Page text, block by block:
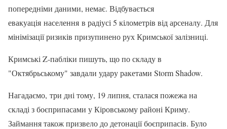
попередніми даними, немає. Відбувається
евакуація населення в радіусі 5 кілометрів від арсеналу. Для
мінімізації ризиків призупинено рух Кримської залізниці.
Кримські Z-пабліки пишуть, що по складу в
"Октябрьському" завдали удару ракетами Storm Shadow.
Нагадаємо, три дні тому, 19 липня, сталася пожежа на
складі з боєприпасами у Кіровському районі Криму.
Займання також призвело до детонації боєприпасів. Було